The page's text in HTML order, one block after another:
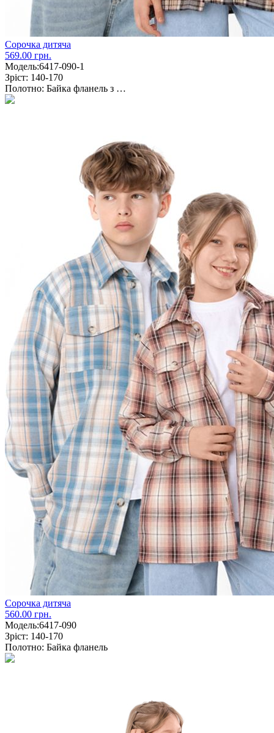
Сорочка дитяча
569.00 грн.
Модель:6417-090-1
Зріст: 140-170
Полотно: Байка фланель з …
Сорочка дитяча
560.00 грн.
Модель:6417-090
Зріст: 140-170
Полотно: Байка фланель